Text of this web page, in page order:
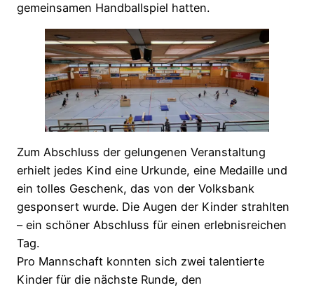
gemeinsamen Handballspiel hatten.
Zum Abschluss der gelungenen Veranstaltung
erhielt jedes Kind eine Urkunde, eine Medaille und
ein tolles Geschenk, das von der Volksbank
gesponsert wurde. Die Augen der Kinder strahlten
– ein schöner Abschluss für einen erlebnisreichen
Tag.
Pro Mannschaft konnten sich zwei talentierte
Kinder für die nächste Runde, den